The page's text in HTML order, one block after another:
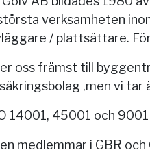
verksamheten
/ plattsättare.
oss främst till
,men vi tar
14001, 45001 och
medlemmar i GBR och